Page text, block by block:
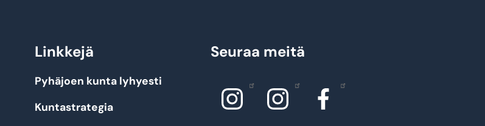
Linkkejä
Pyhäjoen kunta lyhyesti
Kuntastrategia
Seuraa meitä